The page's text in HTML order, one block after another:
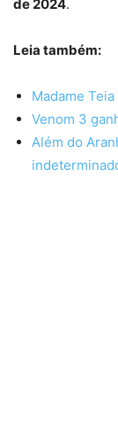
de 2024.
Leia também:
Madame
Venom 3
Além do